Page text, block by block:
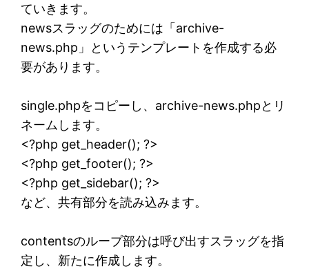
ていきます。
newsスラッグのためには「archive-
news.php」というテンプレートを作成する必
要があります。
single.phpをコピーし、archive-news.phpとリ
ネームします。
<?php get_header(); ?>
<?php get_footer(); ?>
<?php get_sidebar(); ?>
など、共有部分を読み込みます。
contentsのループ部分は呼び出すスラッグを指
定し、新たに作成します。